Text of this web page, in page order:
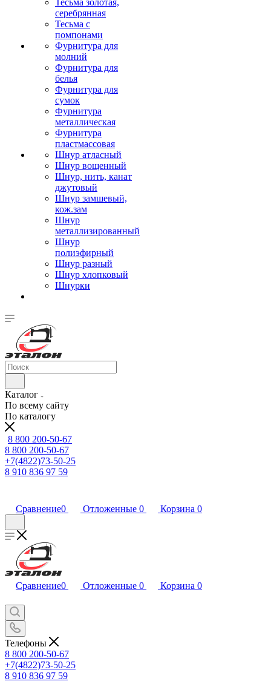
Тесьма золотая,
серебрянная
Тесьма с
помпонами
Фурнитура для
молний
Фурнитура для
белья
Фурнитура для
сумок
Фурнитура
металлическая
Фурнитура
пластмассовая
Шнур атласный
Шнур вощенный
Шнур, нить, канат
джутовый
Шнур замшевый,
кож.зам
Шнур
металлизированный
Шнур
полиэфирный
Шнур разный
Шнур хлопковый
Шнурки
Каталог
По всему сайту
По каталогу
8 800 200-50-67
8 800 200-50-67
+7(4822)73-50-25
8 910 836 97 59
Сравнение0 Отложенные 0 Корзина 0
Сравнение0 Отложенные 0 Корзина 0
Телефоны
8 800 200-50-67
+7(4822)73-50-25
8 910 836 97 59